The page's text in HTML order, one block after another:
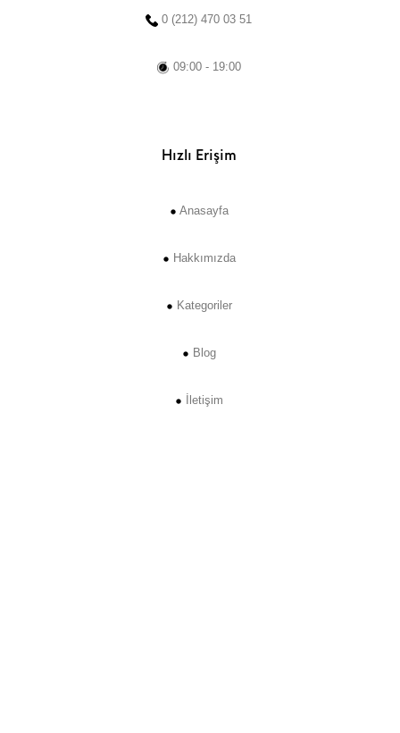
0 (212) 470 03 51
09:00 - 19:00
Hızlı Erişim
Anasayfa
Hakkımızda
Kategoriler
Blog
İletişim